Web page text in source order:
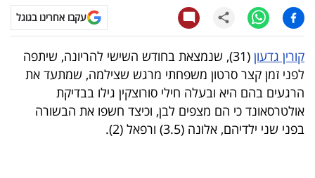
עסקי
ספורט
קריירה
ולימודים
עקבו אחרינו בגוגל
קורין גדעון
(31), שנמצאת בחודש השישי להריונה, שיתפה
לפני זמן קצר סרטון משפחתי מרגש שצילמה, שמתעד את
הרגעים בהם היא ובעלה חילי סורוצקין גילו בבדיקת
אולטרסאונד כי הם מצפים לבן, וכיצד חשפו את הבשורה
בפני שני ילדיהם, אלונה (3.5) ורפאל (2).